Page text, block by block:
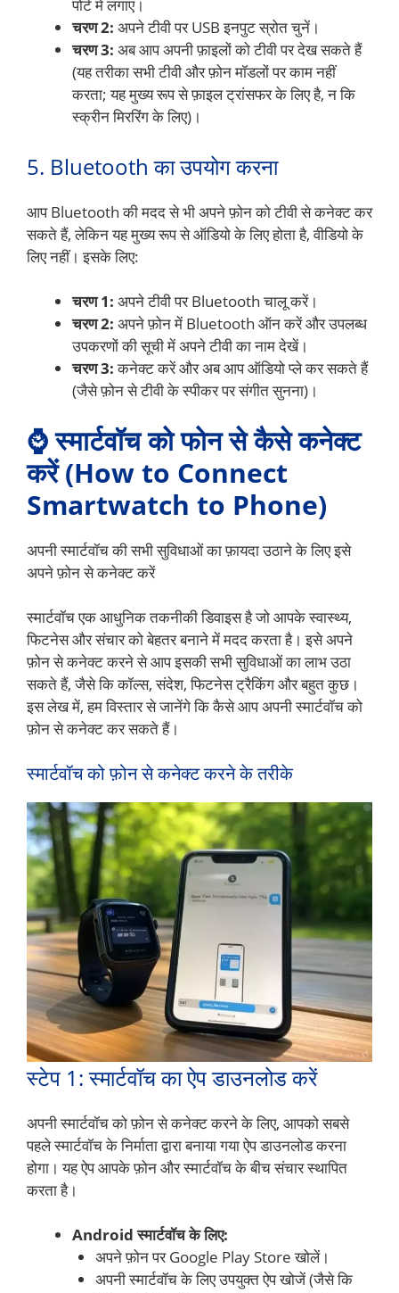
पोर्ट में लगाएं।
चरण 2: अपने टीवी पर USB इनपुट स्रोत चुनें।
चरण 3: अब आप अपनी फ़ाइलों को टीवी पर देख सकते हैं
(यह तरीका सभी टीवी और फ़ोन मॉडलों पर काम नहीं
करता; यह मुख्य रूप से फ़ाइल ट्रांसफर के लिए है, न कि
स्क्रीन मिररिंग के लिए)।
5. Bluetooth का उपयोग करना
आप Bluetooth की मदद से भी अपने फ़ोन को टीवी से कनेक्ट कर
सकते हैं, लेकिन यह मुख्य रूप से ऑडियो के लिए होता है, वीडियो के
लिए नहीं। इसके लिए:
चरण 1: अपने टीवी पर Bluetooth चालू करें।
चरण 2: अपने फ़ोन में Bluetooth ऑन करें और उपलब्ध
उपकरणों की सूची में अपने टीवी का नाम देखें।
चरण 3:कनेक्ट करें और अब आप ऑडियो प्ले कर सकते हैं
(जैसे फ़ोन से टीवी के स्पीकर पर संगीत सुनना)।
⌚स्मार्टवॉच को फोन से कैसे कनेक्ट
करें (How to Connect
Smartwatch to Phone)
अपनी स्मार्टवॉच की सभी सुविधाओं का फ़ायदा उठाने के लिए इसे
अपने फ़ोन से कनेक्ट करें
स्मार्टवॉच एक आधुनिक तकनीकी डिवाइस है जो आपके स्वास्थ्य,
फिटनेस और संचार को बेहतर बनाने में मदद करता है। इसे अपने
फ़ोन से कनेक्ट करने से आप इसकी सभी सुविधाओं का लाभ उठा
सकते हैं, जैसे कि कॉल्स, संदेश, फिटनेस ट्रैकिंग और बहुत कुछ।
इस लेख में, हम विस्तार से जानेंगे कि कैसे आप अपनी स्मार्टवॉच को
फ़ोन से कनेक्ट कर सकते हैं।
स्मार्टवॉच को फ़ोन से कनेक्ट करने के तरीके
स्टेप 1: स्मार्टवॉच का ऐप डाउनलोड करें
अपनी स्मार्टवॉच को फ़ोन से कनेक्ट करने के लिए, आपको सबसे
पहले स्मार्टवॉच के निर्माता द्वारा बनाया गया ऐप डाउनलोड करना
होगा। यह ऐप आपके फ़ोन और स्मार्टवॉच के बीच संचार स्थापित
करता है।
Android स्मार्टवॉच के लिए:
अपने फ़ोन पर Google Play Store खोलें।
अपनी स्मार्टवॉच के लिए उपयुक्त ऐप खोजें (जैसे कि